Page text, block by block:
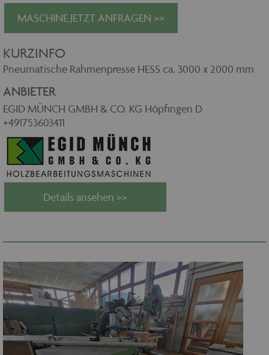
MASCHINE JETZT ANFRAGEN >>
KURZINFO
Pneumatische Rahmenpresse HESS ca. 3000 x 2000 mm
ANBIETER
EGID MÜNCH GMBH & CO. KG Höpfingen D
+491753603411
Details ansehen >>